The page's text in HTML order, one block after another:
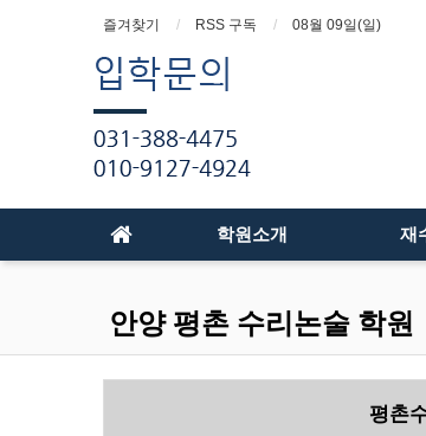
즐겨찾기 RSS 구독 08월 09일(일)
학원소개 재
안양 평촌 수리논술 학원
평촌